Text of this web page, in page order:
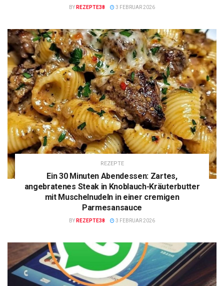
BY REZEPTE38 3 FEBRUAR 2026
REZEPTE
Ein 30 Minuten Abendessen: Zartes,
angebratenes Steak in Knoblauch-Kräuterbutter
mit Muschelnudeln in einer cremigen
Parmesansauce
BY REZEPTE38 3 FEBRUAR 2026